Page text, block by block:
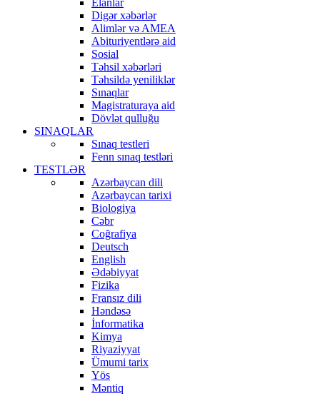
Elanlar
Digər xəbərlər
Alimlər və AMEA
Abituriyentlərə aid
Sosial
Təhsil xəbərləri
Təhsildə yeniliklər
Sınaqlar
Magistraturaya aid
Dövlət qulluğu
SINAQLAR
Sınaq testleri
Fenn sınaq testləri
TESTLƏR
Azərbaycan dili
Azərbaycan tarixi
Biologiya
Cəbr
Coğrafiya
Deutsch
English
Ədəbiyyat
Fizika
Fransız dili
Həndəsə
İnformatika
Kimya
Riyaziyyat
Ümumi tarix
Yös
Məntiq